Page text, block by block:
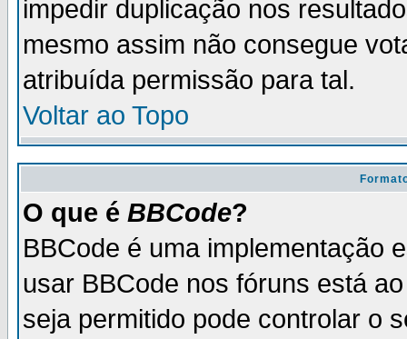
impedir duplicação nos
mesmo assim não consegue
atribuída permissão para tal.
Voltar ao Topo
O que é BBCode?
BBCode é uma implementação
usar BBCode nos fóruns está
seja permitido pode controlar o